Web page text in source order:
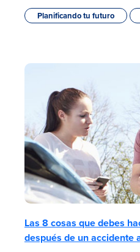
Planificando tu futuro
Las 8 cosas que debes
después de un accidente